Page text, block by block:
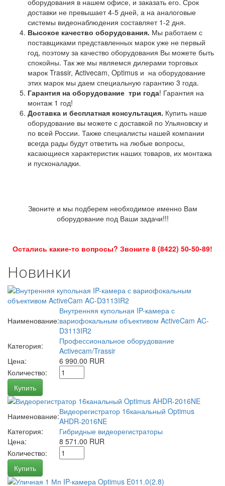
оборудования в нашем офисе, и заказать его. Срок
доставки не превышает 4-5 дней, а на аналоговые
системы видеонаблюдения составляет 1-2 дня.
Высокое качество оборудования. Мы работаем с
поставщиками представленных марок уже не первый
год, поэтому за качество оборудования Вы можете быть
спокойны. Так же мы являемся дилерами торговых
марок Trassir, Activecam, Optimus и на оборудование
этих марок мы даем специальную гарантию 3 года.
Гарантия на оборудование три года! Гарантия на
монтаж 1 год!
Доставка и бесплатная консультация. Купить наше
оборудование вы можете с доставкой по Ульяновску и
по всей России. Также специалисты нашей компании
всегда рады будут ответить на любые вопросы,
касающиеся характеристик наших товаров, их монтажа
и пусконаладки.
Звоните и мы подберем необходимое именно Вам
оборудование под Ваши задачи!!!
Остались какие-то вопросы? Звоните 8 (8422) 50-50-89!
Новинки
Наименование:
Внутренняя купольная IP-камера с
вариофокальным объективом ActiveCam AC-
D3113IR2
Категория:
Профессиональное оборудование
Activecam/Trassir
Цена:
6 990.00 RUR
Количество:
Купить
Наименование:Видеорегистратор 16канальный Optimus
AHDR-2016NE
Категория:
Гибридные видеорегистраторы
Цена:
8 571.00 RUR
Количество:
Купить